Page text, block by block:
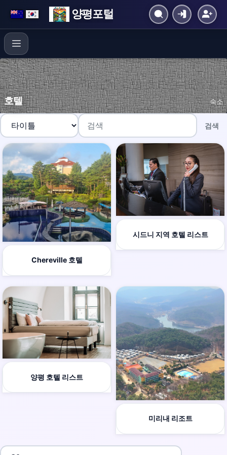
양평포털
호텔 숙소
검색
Chereville 호텔
시드니 지역 호텔 리스트
양평 호텔 리스트
미리내 리조트